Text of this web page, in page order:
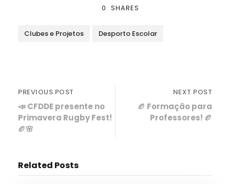
0 SHARES
Clubes e Projetos Desporto Escolar
PREVIOUS POST
📣 CFDDE presente no
Primavera Rugby Fest!
🏉🌸
NEXT POST
🏉 Formação para
Professores! 🏉
Related Posts
Desporto,Notícias